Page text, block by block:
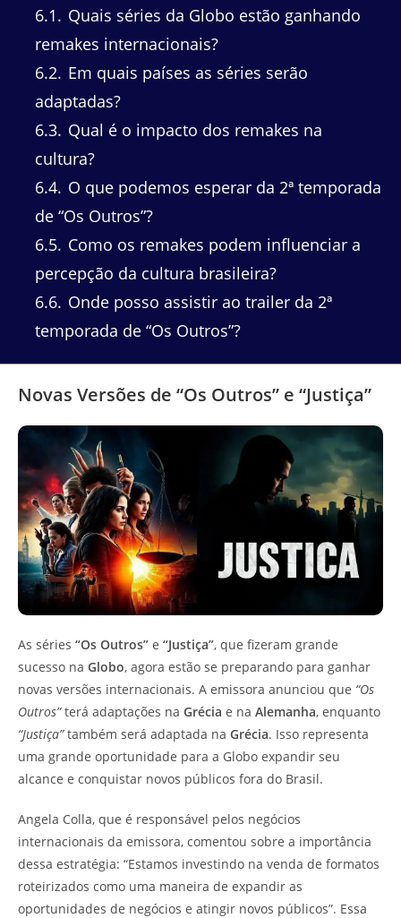
6.1
Quais séries da Globo estão ganhando
remakes internacionais?
6.2 Em quais países as séries serão
adaptadas?
6.3 Qual é o impacto dos remakes na
cultura?
6.4 O que podemos esperar da 2ª temporada
de “Os Outros”?
6.5 Como os remakes podem influenciar a
percepção da cultura brasileira?
6.6 Onde posso assistir ao trailer da 2ª
temporada de “Os Outros”?
Novas Versões de “Os Outros” e “Justiça”
As séries “Os Outros” e “Justiça”, que fizeram grande
sucesso na Globo, agora estão se preparando para ganhar
novas versões internacionais. A emissora anunciou que “Os
Outros”terá adaptações na Grécia e na Alemanha, enquanto
“Justiça”também será adaptada na Grécia. Isso representa
uma grande oportunidade para a Globo expandir seu
alcance e conquistar novos públicos fora do Brasil.
Angela Colla, que é responsável pelos negócios
internacionais da emissora, comentou sobre a importância
dessa estratégia: “Estamos investindo na venda de formatos
roteirizados como uma maneira de expandir as
oportunidades de negócios e atingir novos públicos”. Essa